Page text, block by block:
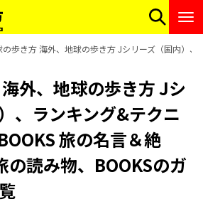
の歩き方 海外、地球の歩き方 Jシリーズ（国内）
外、地球の歩き方 Jシ
、ランキング&テクニ
旅の名言＆絶
の読み物、BOOKSのガ